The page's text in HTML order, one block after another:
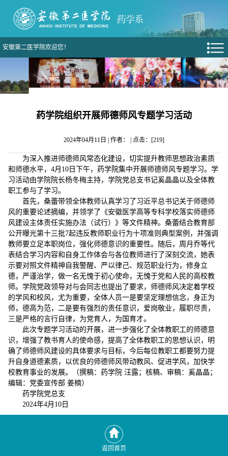
安徽第二医学院欢迎您！
药学院组织开展师德师风专题学习活动
2024年04月11日 | 作者： | 点击：[219]
为深入推进师德师风常态化建设，切实提升教师思想政治素质
和师德水平，4月10日下午，药学院集中开展师德师风专题学习。学
习活动由学院院长杨冬梅主持，学院党总支书记奚晶晶以及全体教
职工参与了学习。
首先，桑蕾带领全体教师认真学习了习近平总书记关于师德师
风的重要论述摘编，并领学了《安徽医学高等专科学校落实师德师
风建设主体责任实施办法（试行）》等文件精神。桑蕾结合教育部
公开曝光第十三批7起违反教师职业行为十项准则典型案例，并强调
教师要立足本职岗位，强化师德意识的重要性。随后，周月乔等代
表结合学习内容和自身工作体会与各位教师进行了深刻交流，她表
示要对照文件精神自我警醒、严以律己、规范职业行为，修身立
德，严谨治学，做一名无愧于初心使命，无愧于党和人民的高校教
师。学院党政领导对与会同志也提出了要求，师德师风决定着学校
的学风和校风，尤为重要，全体人员一是要坚定理想信念，身正为
师，德高为范，二是要有强烈的责任意识，爱岗敬业，履职尽责，
三是严格的言行自律，为党育人，为国育才。
此次专题学习活动的开展，进一步强化了全体教职工的师德意
识，增强了教书育人的使命感，提高了全体教职工的思想认识，明
确了师德师风建设的具体要求与目标，今后每位教职工都要努力提
升自身道德素质，以优良的师德师风带动教风、促进学风，加快学
校教育事业的发展。（撰稿：药学院 汪露；核稿、审稿：奚晶晶；
编辑：党委宣传部 姜楠）
药学院党总支
2024年4月10日
返回首页